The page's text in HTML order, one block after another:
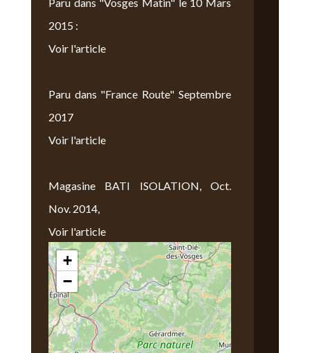
Paru dans "Vosges Matin" le 10 Mars
2015 :
Voir l'article
Paru dans "France Route" Septembre
2017
Voir l'article
Magasine BATI ISOLATION, Oct.
Nov. 2014,
Voir l'article
Nous Trouver
+
−